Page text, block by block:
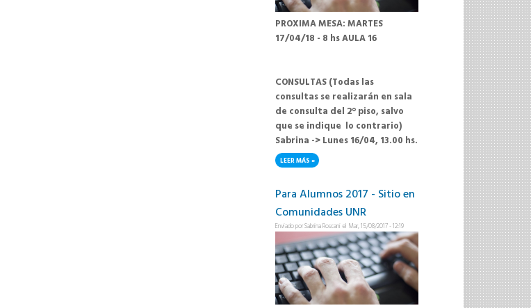
PROXIMA MESA: MARTES
17/04/18 - 8 hs AULA 16
CONSULTAS (Todas las
consultas se realizarán en sala
de consulta del 2° piso, salvo
que se indique lo contrario)
Sabrina -> Lunes 16/04, 13.00 hs.
LEER MÁS SOBRE PROXIMA MESA: MARTES 17/04/18 - 8 HS - AULA 16
Para Alumnos 2017 - Sitio en
Comunidades UNR
Enviado porSabrina Roscani el Mar, 15/08/2017 - 12:19